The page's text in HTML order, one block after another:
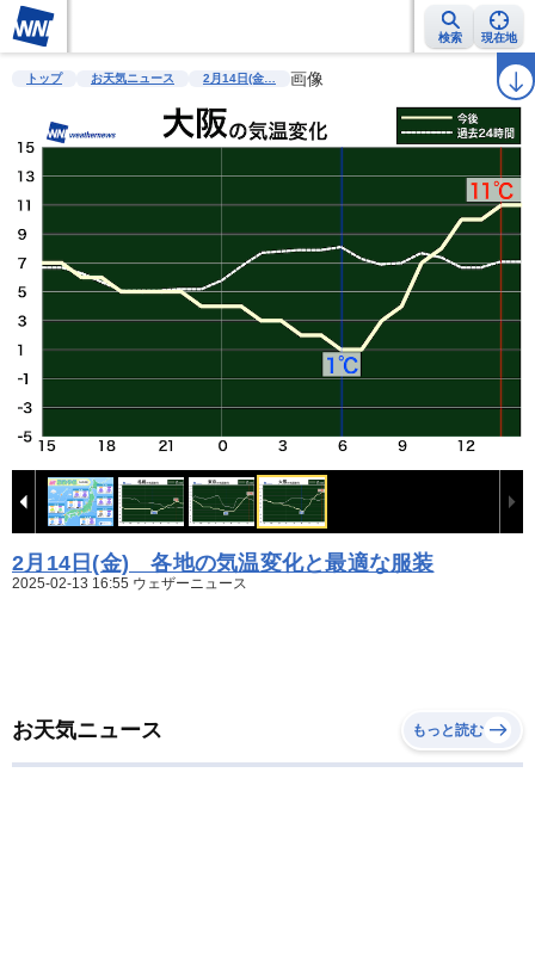
検索 現在地
雨雲レーダー 台風情報 地震情報 警報・注意報 ラ
トップ お天気ニュース 2月14日(金… 画像
2月14日(金) 各地の気温変化と最適な服装
2025-02-13 16:55 ウェザーニュース
お天気ニュース もっと読む